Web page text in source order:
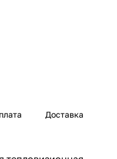
Доставка